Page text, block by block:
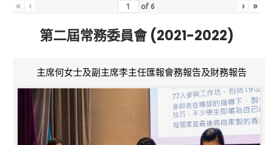
« ‹ of 6 › »
第二屆常務委員會 (2021-2022)
主席何女士及副主席李主任匯報會務報告及財務報告